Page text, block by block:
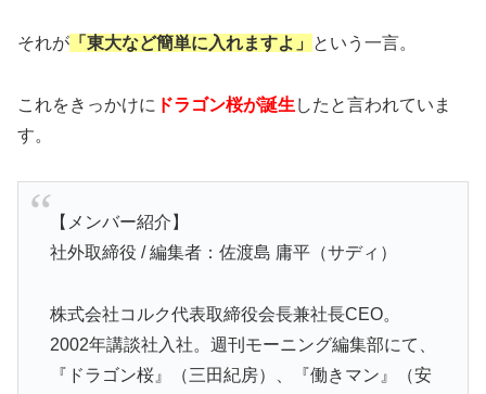
それが 「東大など簡単に入れますよ」 という一言。
これをきっかけに ドラゴン桜が誕生 したと言われていま
す。
【メンバー紹介】
社外取締役 / 編集者：佐渡島 庸平（サディ）
株式会社コルク代表取締役会長兼社長CEO。
2002年講談社入社。週刊モーニング編集部にて、
『ドラゴン桜』（三田紀房）、『働きマン』（安